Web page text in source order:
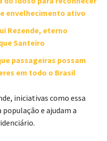
envelhecimento ativo
Rezende, eterno
Santeiro
passageiras possam
em todo o Brasil
iniciativas como essa
e ajudam a